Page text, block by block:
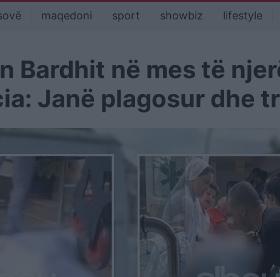
maqedoni sport showbiz lifestyle
Bardhit në mes të
Janë plagosur dhe